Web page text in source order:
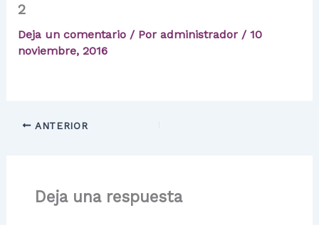
2
Deja un comentario / Por administrador / 10
noviembre, 2016
ANTERIOR
Deja una respuesta